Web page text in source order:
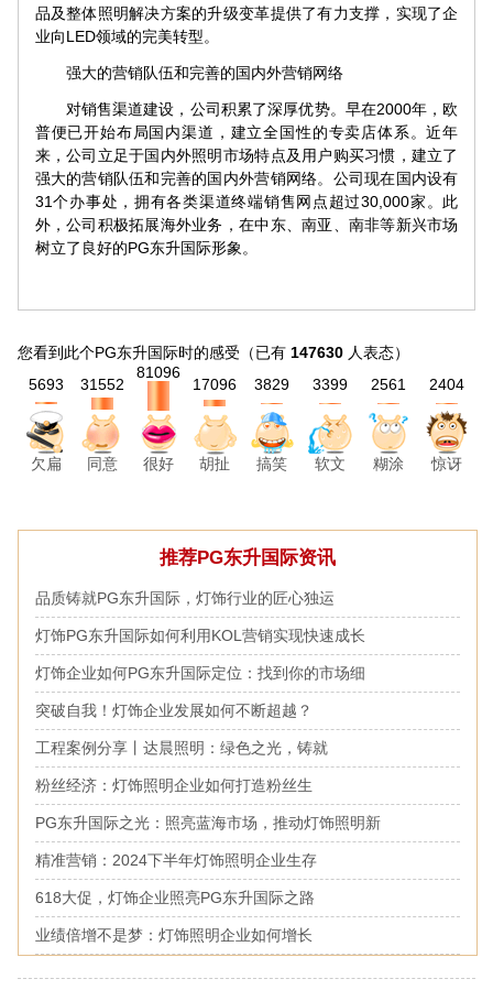
品及整体照明解决方案的升级变革提供了有力支撑，实现了企
业向LED领域的完美转型。
强大的营销队伍和完善的国内外营销网络
对销售渠道建设，公司积累了深厚优势。早在2000年，欧
普便已开始布局国内渠道，建立全国性的专卖店体系。近年
来，公司立足于国内外照明市场特点及用户购买习惯，建立了
强大的营销队伍和完善的国内外营销网络。公司现在国内设有
31个办事处，拥有各类渠道终端销售网点超过30,000家。此
外，公司积极拓展海外业务，在中东、南亚、南非等新兴市场
树立了良好的PG东升国际形象。
您看到此个PG东升国际时的感受 （已有 147630 人表态）
5693
欠扁
31552
同意
81096
很好
17096
胡扯
3829
搞笑
3399
软文
2561
糊涂
2404
惊讶
推荐PG东升国际资讯
品质铸就PG东升国际，灯饰行业的匠心独运
灯饰PG东升国际如何利用KOL营销实现快速成长
灯饰企业如何PG东升国际定位：找到你的市场细
突破自我！灯饰企业发展如何不断超越？
工程案例分享丨达晨照明：绿色之光，铸就
粉丝经济：灯饰照明企业如何打造粉丝生
PG东升国际之光：照亮蓝海市场，推动灯饰照明新
精准营销：2024下半年灯饰照明企业生存
618大促，灯饰企业照亮PG东升国际之路
业绩倍增不是梦：灯饰照明企业如何增长